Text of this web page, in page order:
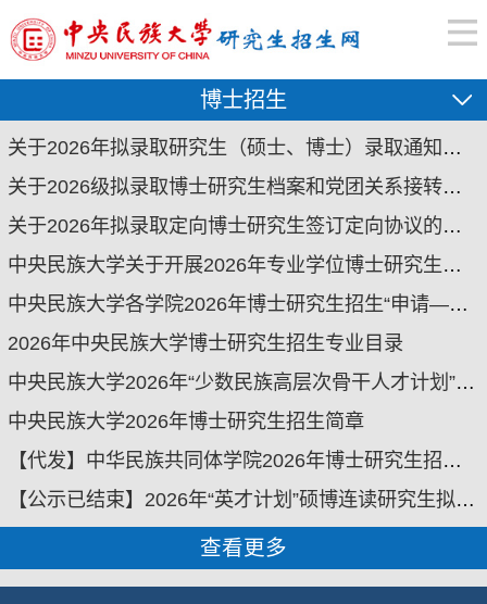
博士招生
关于2026年拟录取研究生（硕士、博士）录取通知书邮寄的通知
关于2026级拟录取博士研究生档案和党团关系接转相关工作的说明
关于2026年拟录取定向博士研究生签订定向协议的通知
中央民族大学关于开展2026年专业学位博士研究生招生的通知
中央民族大学各学院2026年博士研究生招生“申请—考核制”实施细则汇总
2026年中央民族大学博士研究生招生专业目录
中央民族大学2026年“少数民族高层次骨干人才计划”博士研究生招生说明
中央民族大学2026年博士研究生招生简章
【代发】中华民族共同体学院2026年博士研究生招生综合考核及录取方案
【公示已结束】2026年“英才计划”硕博连读研究生拟录取名单公示
查看更多